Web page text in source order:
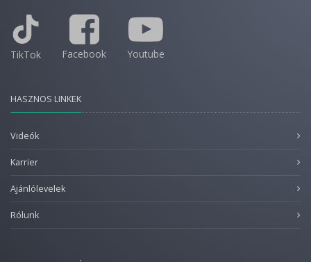
TikTok Facebook Youtube
HASZNOS LINKEK
Videók
Karrier
Ajánlólevelek
Rólunk